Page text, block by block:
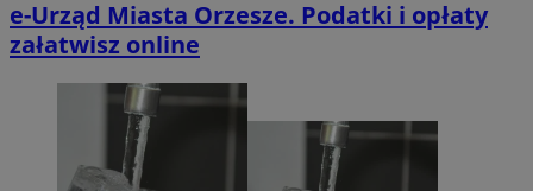
e-Urząd Miasta Orzesze. Podatki i opłaty
załatwisz online